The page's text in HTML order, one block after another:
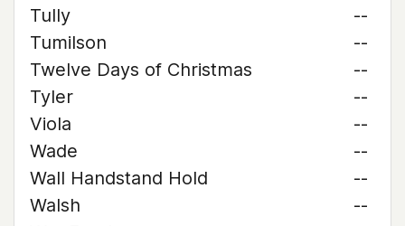
Tully
--
Tumilson
--
Twelve Days of Christmas
--
Tyler
--
Viola
--
Wade
--
Wall Handstand Hold
--
Walsh
--